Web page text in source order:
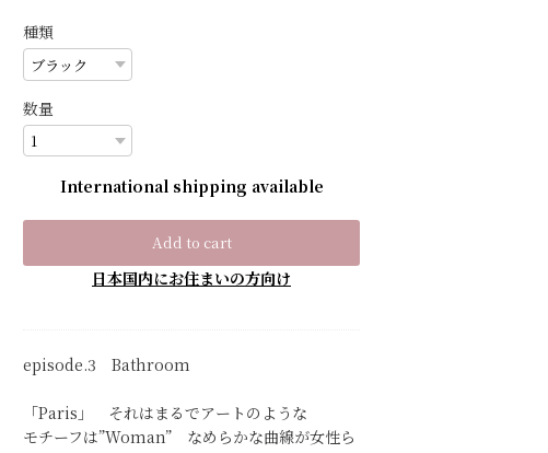
種類
数量
International shipping available
Add to cart
日本国内にお住まいの方向け
episode.3 Bathroom
「Paris」 それはまるでアートのような
モチーフは”Woman” なめらかな曲線が女性ら